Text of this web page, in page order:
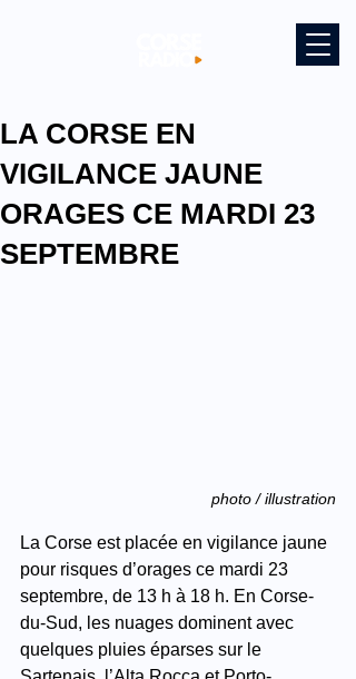
LA CORSE EN
VIGILANCE JAUNE
ORAGES CE MARDI 23
SEPTEMBRE
photo / illustration
La Corse est placée en vigilance jaune
pour risques d’orages ce mardi 23
septembre, de 13 h à 18 h. En Corse-
du-Sud, les nuages dominent avec
quelques pluies éparses sur le